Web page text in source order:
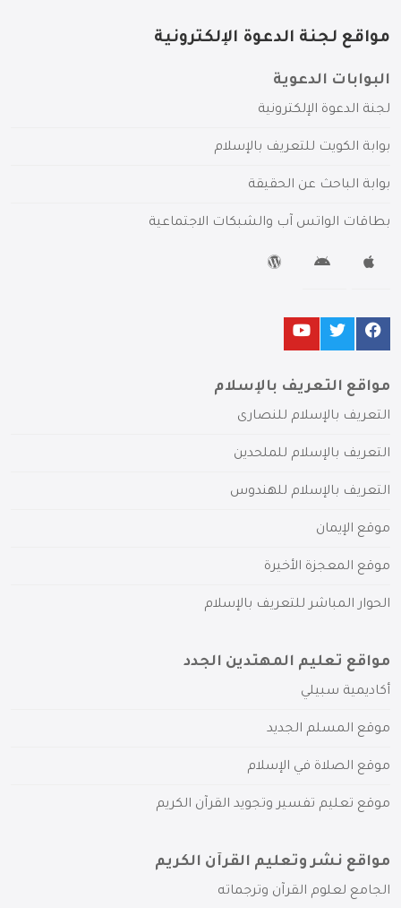
مواقع لجنة الدعوة الإلكترونية
البوابات الدعوية
لجنة الدعوة الإلكترونية
بوابة الكويت للتعريف بالإسلام
بوابة الباحث عن الحقيقة
بطاقات الواتس آب والشبكات الاجتماعية
مواقع التعريف بالإسلام
التعريف بالإسلام للنصارى
التعريف بالإسلام للملحدين
التعريف بالإسلام للهندوس
موقع الإيمان
موقع المعجزة الأخيرة
الحوار المباشر للتعريف بالإسلام
مواقع تعليم المهتدين الجدد
أكاديمية سبيلي
موقع المسلم الجديد
موقع الصلاة في الإسلام
موقع تعليم تفسير وتجويد القرآن الكريم
مواقع نشر وتعليم القرآن الكريم
الجامع لعلوم القرآن وترجماته